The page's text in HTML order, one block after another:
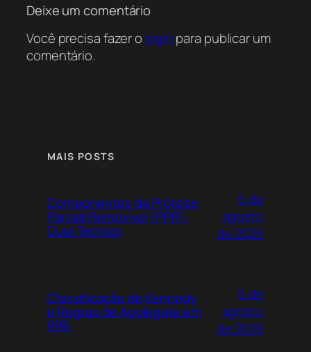
Deixe um comentário
Você precisa fazer o loginpara publicar um
comentário.
MAIS POSTS
Componentes da Prótese
Parcial Removível (PPR):
Guia Técnico
5 de
agosto
de 2026
Classificação de Kennedy
e Regras de Applegate em
PPR
5 de
agosto
de 2026